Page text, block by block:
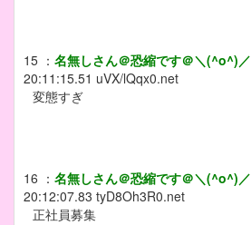
15 ： 名無しさん＠恐縮です＠＼(^o^)／
20:11:15.51 uVX/lQqx0.net
変態すぎ
16 ： 名無しさん＠恐縮です＠＼(^o^)／
20:12:07.83 tyD8Oh3R0.net
正社員募集